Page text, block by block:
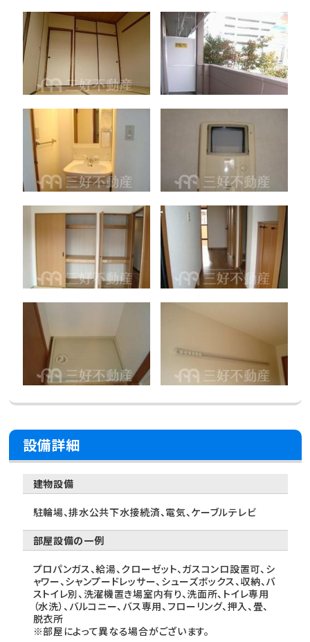
設備詳細
建物設備
駐輪場、排水公共下水接続済、電気、ケーブルテレビ
部屋設備の一例
プロパンガス、給湯、クローゼット、ガスコンロ設置可、シ
ャワー、シャンプードレッサー、シューズボックス、収納、バ
ストイレ別、洗濯機置き場室内有り、洗面所、トイレ専用
（水洗）、バルコニー、バス専用、フローリング、押入、畳、
脱衣所
※部屋によって異なる場合がございます。